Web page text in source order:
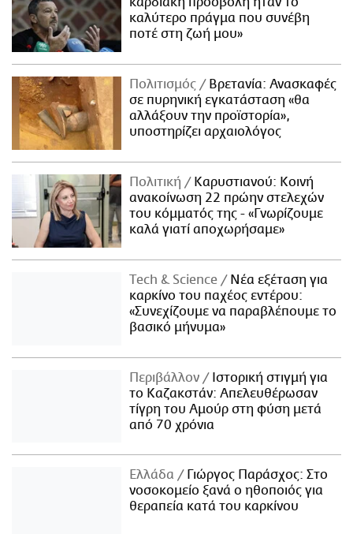
καλύτερο πράγμα που συνέβη
ποτέ στη ζωή μου»
Πολιτισμός
Βρετανία: Ανασκαφές
σε πυρηνική εγκατάσταση «θα
αλλάξουν την προϊστορία»,
υποστηρίζει αρχαιολόγος
Πολιτική
Καρυστιανού: Κοινή
ανακοίνωση 22 πρώην στελεχών
του κόμματός της - «Γνωρίζουμε
καλά γιατί αποχωρήσαμε»
Τech & Science
Νέα εξέταση για
καρκίνο του παχέος εντέρου:
«Συνεχίζουμε να παραβλέπουμε το
βασικό μήνυμα»
Περιβάλλον
Ιστορική στιγμή για
το Καζακστάν: Απελευθέρωσαν
τίγρη του Αμούρ στη φύση μετά
από 70 χρόνια
Ελλάδα
Γιώργος Παράσχος: Στο
νοσοκομείο ξανά ο ηθοποιός για
θεραπεία κατά του καρκίνου